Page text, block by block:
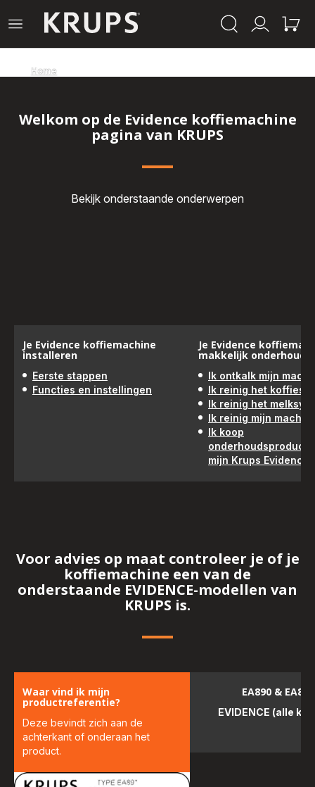
Mijn
Mijn
Open
Home
Welkom op de Evidence koffiemachine
pagina van KRUPS
Bekijk onderstaande onderwerpen
Je Evidence koffiemachine
installeren
Eerste stappen
Functies en instellingen
Je Evidence
makkelijk
Ik ontkalk mijn
Ik reinig het
Ik reinig het
Ik reinig mijn
Ik koop
mijn Krups Evidence
Voor advies op maat controleer je of je
koffiemachine een van de
onderstaande EVIDENCE-modellen van
KRUPS is.
Waar vind ik mijn
productreferentie?
Deze bevindt zich aan de
achterkant of onderaan het
product.
EA890 & EA891
EVIDENCE (alle